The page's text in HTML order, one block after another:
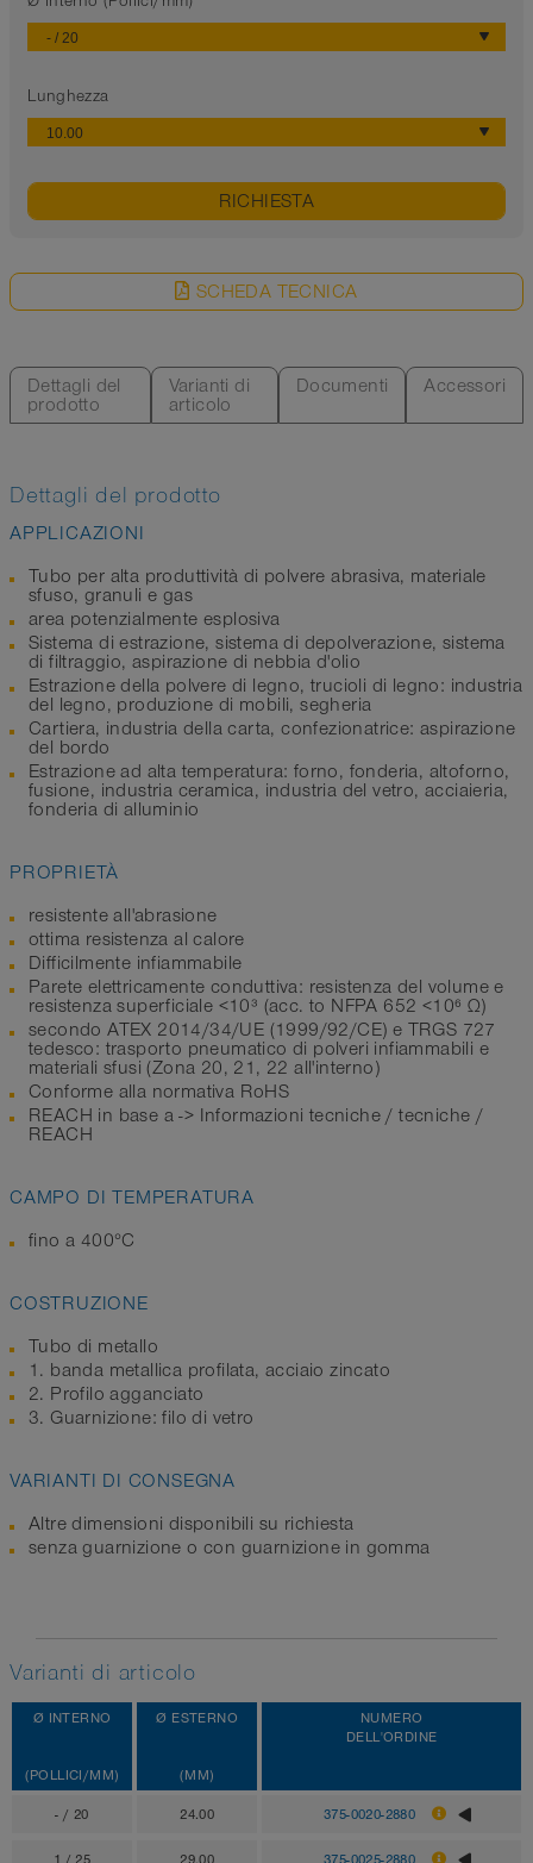
Lunghezza
RICHIESTA
SCHEDA TECNICA
Dettagli del
prodotto
Varianti di
articolo
Documenti Accessori
Dettagli del prodotto
APPLICAZIONI
Tubo per alta produttività di polvere abrasiva, materiale
sfuso, granuli e gas
area potenzialmente esplosiva
Sistema di estrazione, sistema di depolverazione, sistema
di filtraggio, aspirazione di nebbia d'olio
Estrazione della polvere di legno, trucioli di legno: industria
del legno, produzione di mobili, segheria
Cartiera, industria della carta, confezionatrice: aspirazione
del bordo
Estrazione ad alta temperatura: forno, fonderia, altoforno,
fusione, industria ceramica, industria del vetro, acciaieria,
fonderia di alluminio
PROPRIETÀ
resistente all'abrasione
ottima resistenza al calore
Difficilmente infiammabile
Parete elettricamente conduttiva: resistenza del volume e
resistenza superficiale <10³ (acc. to NFPA 652 <10⁶ Ω)
secondo ATEX 2014/34/UE (1999/92/CE) e TRGS 727
tedesco: trasporto pneumatico di polveri infiammabili e
materiali sfusi (Zona 20, 21, 22 all'interno)
Conforme alla normativa RoHS
REACH in base a -> Informazioni tecniche / tecniche /
REACH
CAMPO DI TEMPERATURA
fino a 400°C
COSTRUZIONE
Tubo di metallo
1. banda metallica profilata, acciaio zincato
2. Profilo agganciato
3. Guarnizione: filo di vetro
VARIANTI DI CONSEGNA
Altre dimensioni disponibili su richiesta
senza guarnizione o con guarnizione in gomma
Varianti di articolo
Ø INTERNO
(POLLICI/MM)
Ø ESTERNO
(MM)
NUMERO
DELL'ORDINE
- / 20 24.00 375-0020-2880
1 / 25 29.00 375-0025-2880